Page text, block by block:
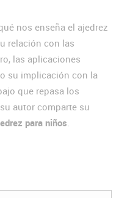
nos enseña el ajedrez
relación con las
las aplicaciones
su implicación con la
que repasa los
autor comparte su
para niños.